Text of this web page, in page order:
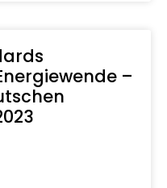
–